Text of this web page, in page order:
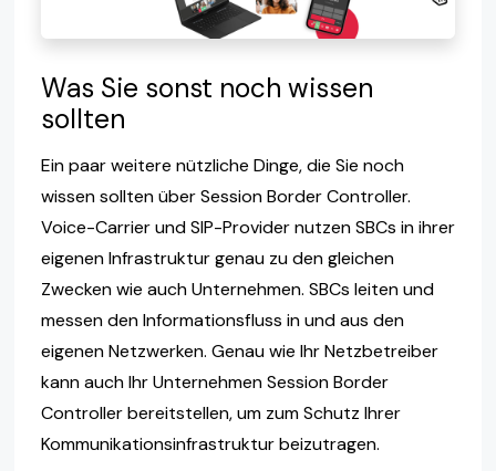
Was Sie sonst noch wissen
sollten
Ein paar weitere nützliche Dinge, die Sie noch
wissen sollten über Session Border Controller.
Voice-Carrier und SIP-Provider nutzen SBCs in ihrer
eigenen Infrastruktur genau zu den gleichen
Zwecken wie auch Unternehmen. SBCs leiten und
messen den Informationsfluss in und aus den
eigenen Netzwerken. Genau wie Ihr Netzbetreiber
kann auch Ihr Unternehmen Session Border
Controller bereitstellen, um zum Schutz Ihrer
Kommunikationsinfrastruktur beizutragen.